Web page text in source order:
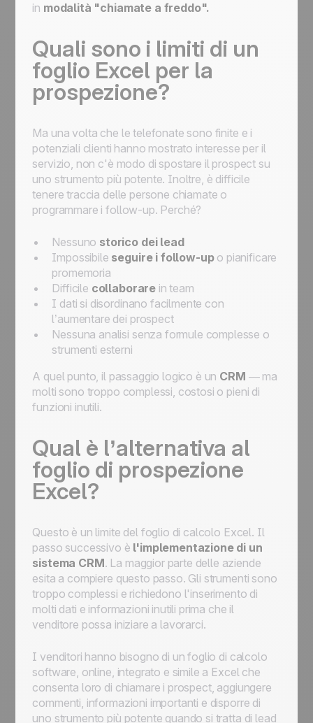
in modalità "chiamate a freddo".
Quali sono i limiti di un
foglio Excel per la
prospezione?
Ma una volta che le telefonate sono finite e i
potenziali clienti hanno mostrato interesse per il
servizio, non c'è modo di spostare il prospect su
uno strumento più potente. Inoltre, è difficile
tenere traccia delle persone chiamate o
programmare i follow-up. Perché?
Nessuno storico dei lead
Impossibile seguire i follow-upo pianificare
promemoria
Difficile collaborare in team
I dati si disordinano facilmente con
l’aumentare dei prospect
Nessuna analisi senza formule complesse o
strumenti esterni
A quel punto, il passaggio logico è un CRM — ma
molti sono troppo complessi, costosi o pieni di
funzioni inutili.
Qual è l’alternativa al
foglio di prospezione
Excel?
Questo è un limite del foglio di calcolo Excel. Il
passo successivo è l'implementazione di un
sistema CRM. La maggior parte delle aziende
esita a compiere questo passo. Gli strumenti sono
troppo complessi e richiedono l'inserimento di
molti dati e informazioni inutili prima che il
venditore possa iniziare a lavorarci.
I venditori hanno bisogno di un foglio di calcolo
software, online, integrato e simile a Excel che
consenta loro di chiamare i prospect, aggiungere
commenti, informazioni importanti e disporre di
uno strumento più potente quando si tratta di lead